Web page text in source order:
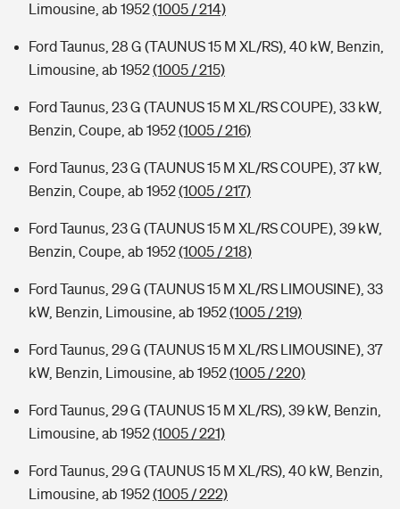
Limousine, ab 1952(1005 / 214)
Ford Taunus, 28 G (TAUNUS 15 M XL/RS), 40 kW, Benzin,
Limousine, ab 1952(1005 / 215)
Ford Taunus, 23 G (TAUNUS 15 M XL/RS COUPE), 33 kW,
Benzin, Coupe, ab 1952(1005 / 216)
Ford Taunus, 23 G (TAUNUS 15 M XL/RS COUPE), 37 kW,
Benzin, Coupe, ab 1952(1005 / 217)
Ford Taunus, 23 G (TAUNUS 15 M XL/RS COUPE), 39 kW,
Benzin, Coupe, ab 1952(1005 / 218)
Ford Taunus, 29 G (TAUNUS 15 M XL/RS LIMOUSINE), 33
kW, Benzin, Limousine, ab 1952(1005 / 219)
Ford Taunus, 29 G (TAUNUS 15 M XL/RS LIMOUSINE), 37
kW, Benzin, Limousine, ab 1952(1005 / 220)
Ford Taunus, 29 G (TAUNUS 15 M XL/RS), 39 kW, Benzin,
Limousine, ab 1952(1005 / 221)
Ford Taunus, 29 G (TAUNUS 15 M XL/RS), 40 kW, Benzin,
Limousine, ab 1952(1005 / 222)